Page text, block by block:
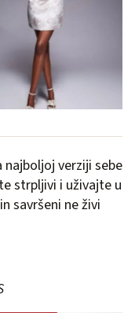
verziji sebe
strpljivi i uživajte u
savršeni ne živi